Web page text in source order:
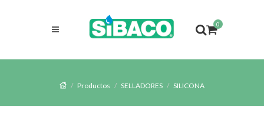
0
Productos SELLADORES SILICONA